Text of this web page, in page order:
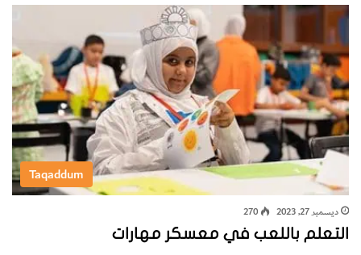
Taqaddum
ديسمبر 27, 2023 270
التعلم باللعب في معسكر مهارات